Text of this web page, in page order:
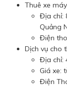
Thuê xe
Địa chỉ:
Quảng
Điện
Dịch vụ cho
Địa chỉ:
Giá xe:
Điện